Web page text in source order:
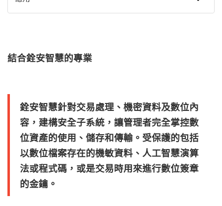
結合銓安智慧的專業
銓安智慧針對交易處理、機密資料及數位內
容，建構安全子系統，讓管理者完全掌控數
位資產的使用、儲存和傳輸。受保護的包括
以數位檔案存在的機敏資料、人工智慧演算
法或程式碼，或是交易時用來進行數位簽章
的金鑰。